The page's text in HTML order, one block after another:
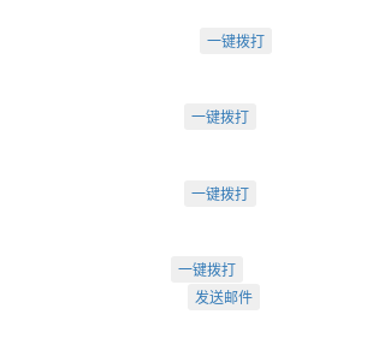
一键拨打
一键拨打
一键拨打
一键拨打
发送邮件